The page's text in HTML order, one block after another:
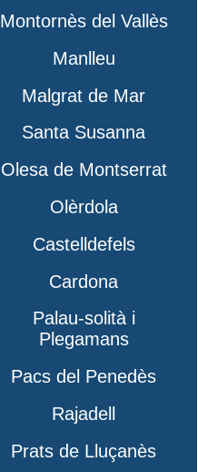
Montornès del Vallès
Manlleu
Malgrat de Mar
Santa Susanna
Olesa de Montserrat
Olèrdola
Castelldefels
Cardona
Palau-solità i
Plegamans
Pacs del Penedès
Rajadell
Prats de Lluçanès